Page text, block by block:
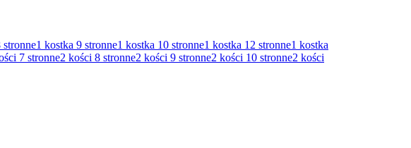
stronne1 kostka 9 stronne1 kostka 10 stronne1 kostka 12 stronne1 kostka
7 stronne2 kości 8 stronne2 kości 9 stronne2 kości 10 stronne2 kości